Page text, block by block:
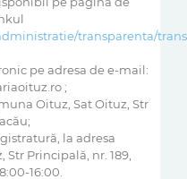
transparenta/
pe adresa de e-mail:
;
Oituz, Sat Oituz, Str
la adresa
Principală, nr. 189,
16:00.